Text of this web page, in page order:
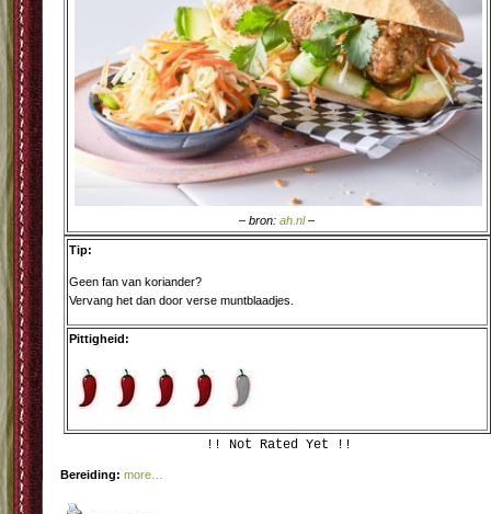
– bron:ah.nl–
Tip:
Geen fan van koriander?
Vervang het dan door verse muntblaadjes.
Pittigheid:
!! Not Rated Yet !!
Bereiding: more…